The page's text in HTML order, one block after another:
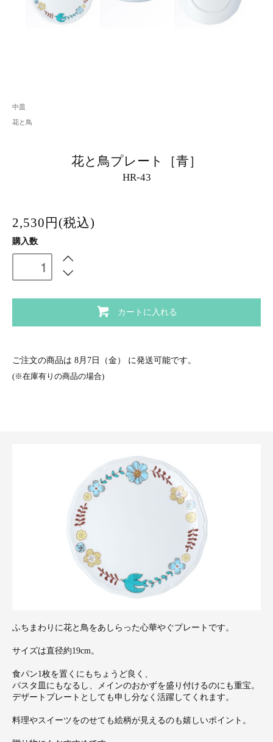
中皿
花と鳥
花と鳥プレート［青］
HR-43
2,530円(税込)
購入数
カートに入れる
ご注文の商品は 8月7日（金） に発送可能です。
(※在庫有りの商品の場合)
ふちまわりに花と鳥をあしらった心華やぐプレートです。
サイズは直径約19cm。
食パン1枚を置くにもちょうど良く、
パスタ皿にもなるし、メインのおかずを盛り付けるのにも重宝。
デザートプレートとしても申し分なく活躍してくれます。
料理やスイーツをのせても絵柄が見えるのも嬉しいポイント。